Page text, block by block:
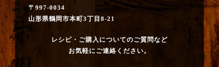
〒997-0034
山形県鶴岡市本町3丁目8-21
レシピ・ご購入についてのご質問など
お気軽にご連絡ください。